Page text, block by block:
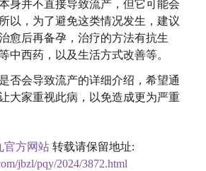
身并不直接导致流产，但它可能会
以，为了避免这类情况发生，建议
愈后再备孕，治疗的方法有抗生
中西药，以及生活方式改善等。
否会导致流产的详细介绍，希望通
大家重视此病，以免造成更为严重
官方网站 转载请保留地址:
jbzl/pqy/2024/3872.html